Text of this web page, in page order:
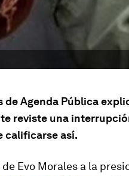
de Agenda Pública
reviste una
calificarse así.
Evo Morales a la